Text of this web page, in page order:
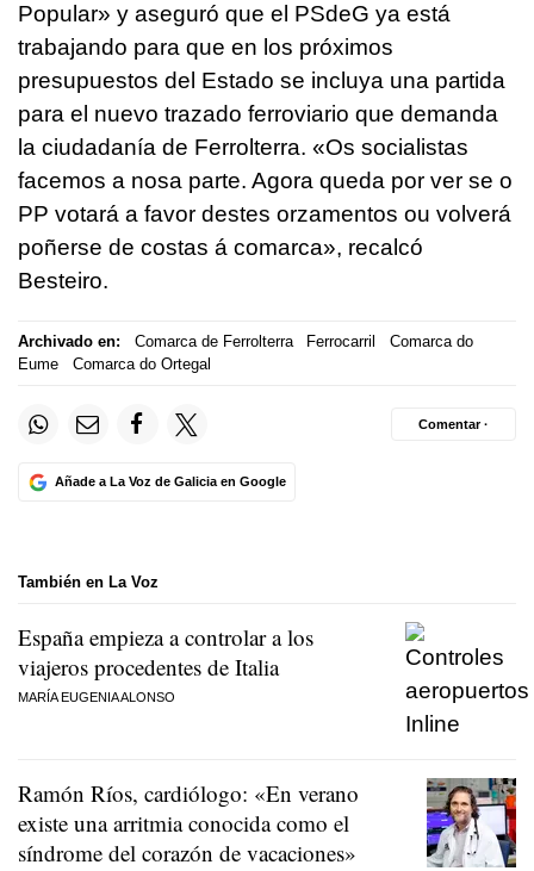
Popular» y aseguró que el PSdeG ya está
trabajando para que en los próximos
presupuestos del Estado se incluya una partida
para el nuevo trazado ferroviario que demanda
la ciudadanía de Ferrolterra. «Os socialistas
facemos a nosa parte. Agora queda por ver se o
PP votará a favor destes orzamentos ou volverá
poñerse de costas á comarca», recalcó
Besteiro.
Archivado en: Comarca de Ferrolterra Ferrocarril
Comarca do
Eume
Comarca do Ortegal
Añade a La Voz de Galicia en Google
Comentar ·
También en La Voz
España empieza a controlar a los
viajeros procedentes de Italia
MARÍA EUGENIA ALONSO
Ramón Ríos, cardiólogo: «En verano
existe una arritmia conocida como el
síndrome del corazón de vacaciones»